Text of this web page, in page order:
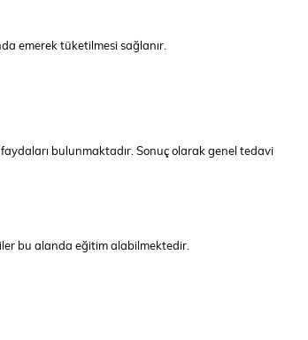
emerek tüketilmesi sağlanır.
bulunmaktadır. Sonuç olarak genel tedavi
bu alanda eğitim alabilmektedir.